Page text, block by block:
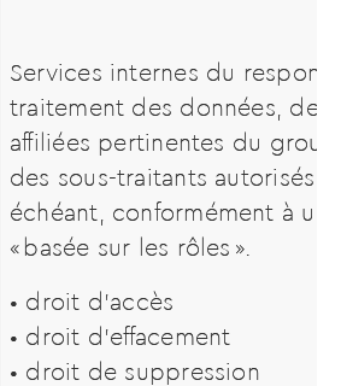
Services internes du
traitement des données, des
affiliées pertinentes du
des sous-traitants autorisés,
échéant, conformément à
« basée sur les rôles ».
• droit d’accès
• droit d’effacement
• droit de suppression